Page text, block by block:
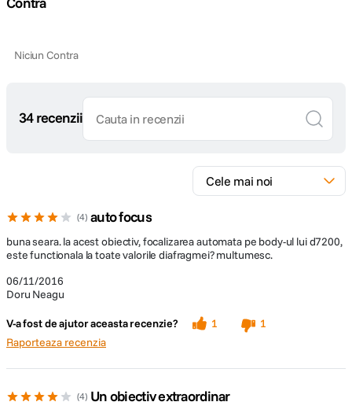
Parasolar inclus
DIMENSIUNE / GREUTATE:
maxim
Niciun Contra
34 recenzii
4 auto focus
06/11/2016
Doru Neagu
buna seara. la acest obiectiv, focalizarea automata pe body-ul lui d7200,
este functionala la toate valorile diafragmei? multumesc.
V-a fost de ajutor aceasta recenzie? 1
1
Raporteaza recenzia
4 Un obiectiv extraordinar